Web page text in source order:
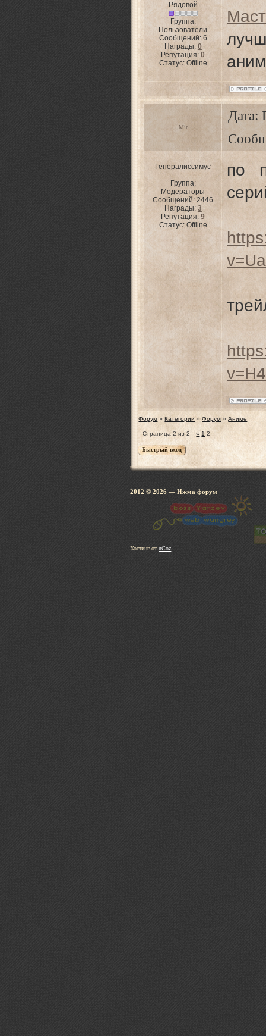
Рядовой
Группа:
Пользователи
Сообщений: 6
Награды: 0
Репутация:0
Статус: Offline
Mir
Дата:
Генералиссимус
Группа:
Модераторы
Сообщений:2446
Награды: 3
Репутация:9
Статус: Offline
по
Форум » Категории » Форум » Аниме
Страница2 из2 « 1 2
2012 © 2026 — Ижма
Хостинг отuCoz